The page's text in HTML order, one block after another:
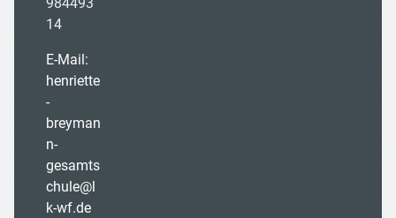
14
E-Mail:
henriette
-
breyman
n-
gesamts
chule@l
k-wf.de